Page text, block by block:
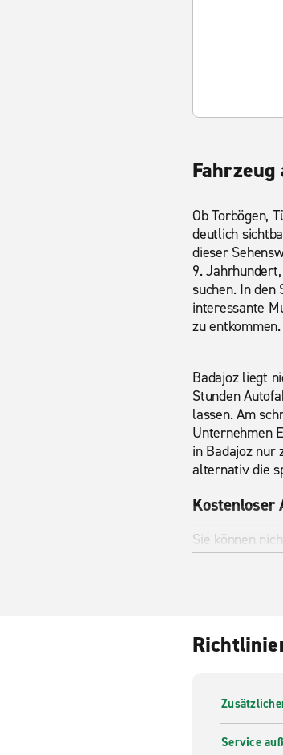
Ob Torbögen,
deutlich
dieser
9.
suchen. In den
interessante
zu entkommen.
Badajoz liegt
Stunden
lassen. Am
Unternehmen
in Badajoz nur
alternativ die
Kostenloser
Sie können
von Enterprise
Abholtermin
Wagen,
und buchen
Service